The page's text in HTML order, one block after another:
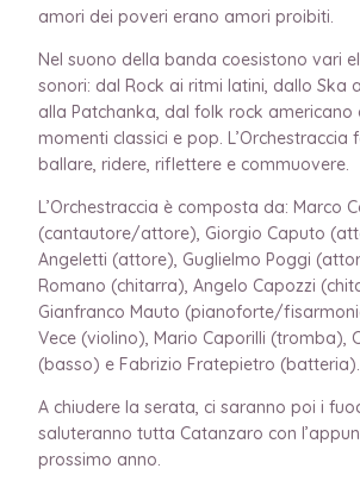
amori dei poveri erano amori proibiti.
Nel suono della banda coesistono vari
sonori: dal Rock ai ritmi latini, dallo Ska
alla Patchanka, dal folk rock americano
momenti classici e pop. L’Orchestraccia
ballare, ridere, riflettere e commuovere.
L’Orchestraccia è composta da: Marco
(cantautore/attore), Giorgio Caputo
Angeletti (attore), Guglielmo Poggi
Romano (chitarra), Angelo Capozzi
Gianfranco Mauto (pianoforte/
Vece (violino), Mario Caporilli (tromba),
(basso) e Fabrizio Fratepietro (batteria).
A chiudere la serata, ci saranno poi i
saluteranno tutta Catanzaro con
prossimo anno.